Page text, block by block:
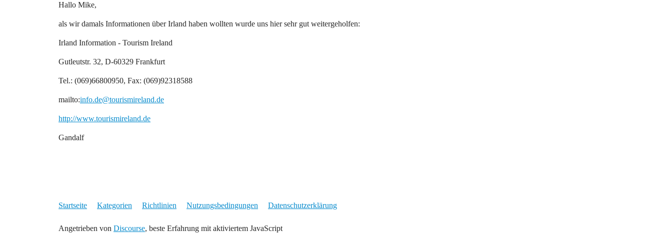
Hallo Mike,
als wir damals Informationen über Irland haben wollten wurde uns hier sehr gut weitergeholfen:
Irland Information - Tourism Ireland
Gutleutstr. 32, D-60329 Frankfurt
Tel.: (069)66800950, Fax: (069)92318588
mailto:info.de@tourismireland.de
http://www.tourismireland.de
Gandalf
Startseite Kategorien Richtlinien Nutzungsbedingungen Datenschutzerklärung
Angetrieben von Discourse, beste Erfahrung mit aktiviertem JavaScript